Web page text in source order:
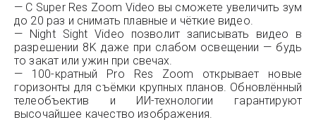
— С Super Res Zoom Video вы сможете увеличить зум
до 20 раз и снимать плавные и чёткие видео.
— Night Sight Video позволит записывать видео в
разрешении 8K даже при слабом освещении — будь
то закат или ужин при свечах.
— 100-кратный Pro Res Zoom открывает новые
горизонты для съёмки крупных планов. Обновлённый
телеобъектив и ИИ-технологии гарантируют
высочайшее качество изображения.